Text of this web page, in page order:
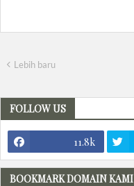
Lebih baru
FOLLOW US
11.8k
BOOKMARK DOMAIN KAMI